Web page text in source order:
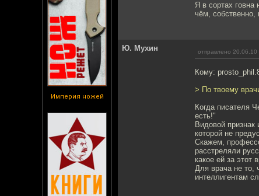
Империя ножей
Я в сортах говна
чём, собственно,
Ю. Мухин отправлено 20.06.10
Кому:
> По твоему
Когда писателя
есть!"
Видовой признак
которой не
Скажем,
расстреляли
какое ей за этот
Для врача не то,
интеллигентам